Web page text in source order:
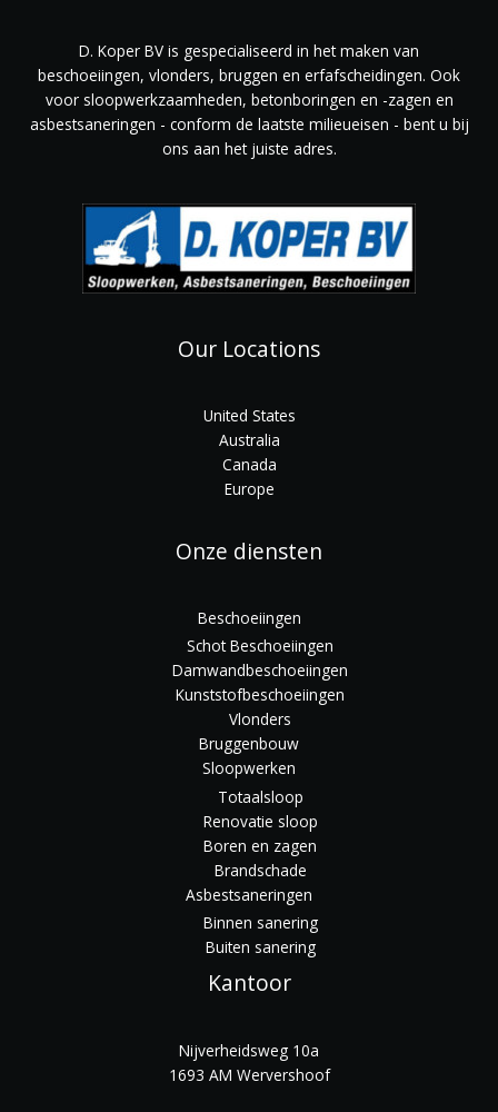
D. Koper BV is gespecialiseerd in het maken van
beschoeiingen, vlonders, bruggen en erfafscheidingen. Ook
voor sloopwerkzaamheden, betonboringen en -zagen en
asbestsaneringen - conform de laatste milieueisen - bent u bij
ons aan het juiste adres.
Our Locations
United States
Australia
Canada
Europe
Onze diensten
Beschoeiingen
Schot Beschoeiingen
Damwandbeschoeiingen
Kunststofbeschoeiingen
Vlonders
Bruggenbouw
Sloopwerken
Totaalsloop
Renovatie sloop
Boren en zagen
Brandschade
Asbestsaneringen
Binnen sanering
Buiten sanering
Kantoor
Nijverheidsweg 10a
1693 AM Wervershoof